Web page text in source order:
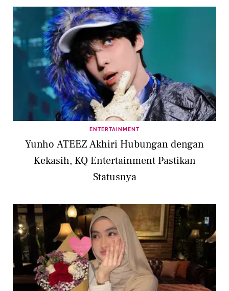
ENTERTAINMENT
Yunho ATEEZ Akhiri Hubungan dengan
Kekasih, KQ Entertainment Pastikan
Statusnya